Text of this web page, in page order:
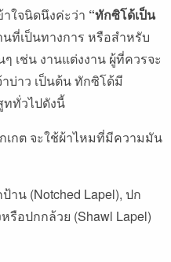
ใจนิดนึงค่ะว่า “ทักซิโด้เป็น
ที่เป็นทางการ หรือสำหรับ
เช่น งานแต่งงาน ผู้ที่ควรจะ
บ่าว เป็นต้น ทักซิโด้มี
ทั่วไปดังนี้
เกต จะใช้ผ้าไหมที่มีความมัน
าน (Notched Lapel), ปก
รือปกกล้วย (Shawl Lapel)